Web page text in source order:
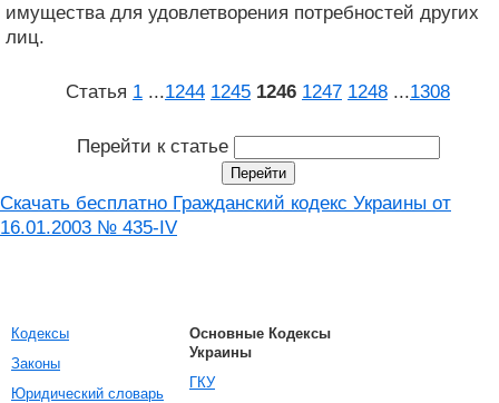
имущества для удовлетворения потребностей других
лиц.
Статья 1 ...1244 1245 1246 1247 1248 ...1308
Перейти к статье
Скачать бесплатно Гражданский кодекс Украины от
16.01.2003 № 435-IV
Кодексы
Законы
Юридический словарь
Основные Кодексы
Украины
ГКУ